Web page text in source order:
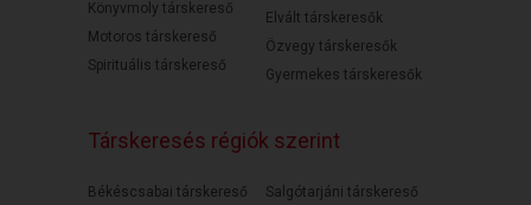
Könyvmoly társkereső
Motoros társkereső
Spirituális társkereső
Elvált társkeresők
Özvegy társkeresők
Gyermekes társkeresők
Társkeresés régiók szerint
Békéscsabai társkereső
Salgótarjáni társkereső